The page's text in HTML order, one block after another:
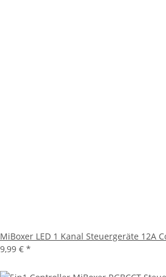
MiBoxer LED 1 Kanal Steuergeräte 12A
9,99 € *